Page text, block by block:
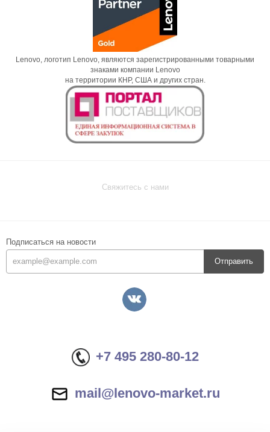
Lenovo, логотип Lenovo, являются зарегистрированными товарными
знаками компании Lenovo
на территории КНР, США и других стран.
Свяжитесь с нами
Подписаться на новости
Отправить
+7 495 280-80-12
mail@lenovo-market.ru